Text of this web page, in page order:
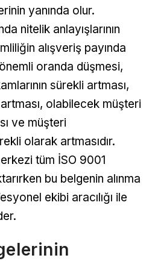
yanında olur.
nitelik anlayışlarının
alışveriş payında
oranda düşmesi,
sürekli artması,
olabilecek müşteri
ve müşteri
olarak artmasıdır.
tüm İSO 9001
bu belgenin alınma
ekibi aracılığı ile